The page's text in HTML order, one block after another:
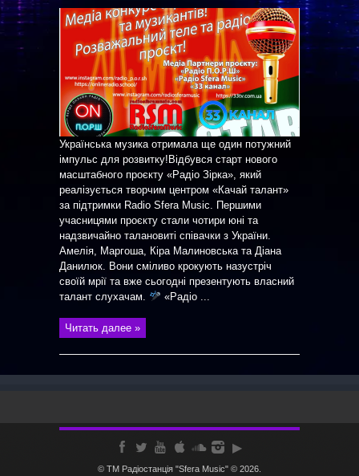
Українська музика отримала ще один потужний
імпульс для розвитку!Відбувся старт нового
масштабного проєкту «Радіо Зірка», який
реалізується творчим центром «Качай талант»
за підтримки Radio Sfera Music. Першими
учасницями проєкту стали чотири юні та
надзвичайно талановиті співачки з України.
Амелія, Маргоша, Кіра Малиновська та Діана
Данилюк. Вони сміливо крокують назустріч
своїй мрії та вже сьогодні презентують власний
талант слухачам.
«Радіо ...
Читать далее »
© ТМ Радiостанцiя "Sfera Music" © 2026.